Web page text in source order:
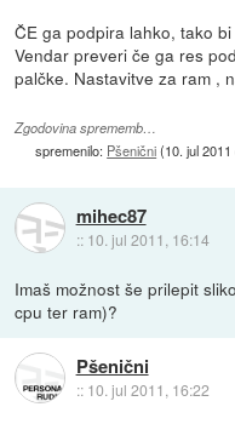
ČE ga podpira lahko, tako
Vendar preveri če ga res
palčke. Nastavitve za ram ,
Zgodovina sprememb…
spremenilo: Pšenični(10. jul
mihec87
:: 10. jul 2011, 16:14
Imaš možnost še prilepit
cpu ter ram)?
Pšenični
:: 10. jul 2011, 16:22